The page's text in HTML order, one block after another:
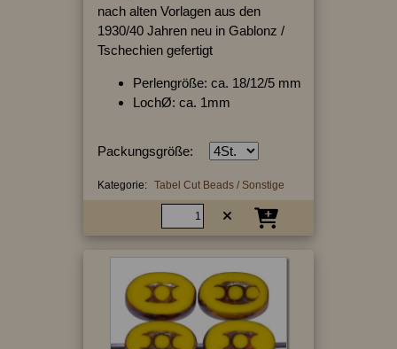
nach alten Vorlagen aus den
1930/40 Jahren neu in Gablonz /
Tschechien gefertigt
Perlengröße: ca. 18/12/5 mm
LochØ: ca. 1mm
Packungsgröße:
Kategorie: Tabel Cut Beads / Sonstige